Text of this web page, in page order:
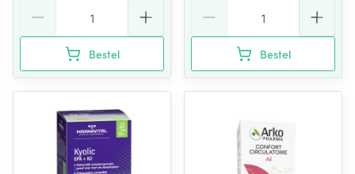
Bestel Bestel